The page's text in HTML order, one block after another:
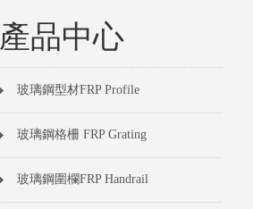
產品中心
玻璃鋼型材FRP Profile
玻璃鋼格柵 FRP Grating
玻璃鋼圍欄FRP Handrail